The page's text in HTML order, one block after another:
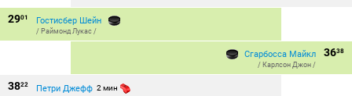
2901 Гостисбер Шейн
/ Раймонд Лукас /
3638
Сгарбосса Майкл
/ Карлсон Джон /
3822 Петри Джефф 2 мин